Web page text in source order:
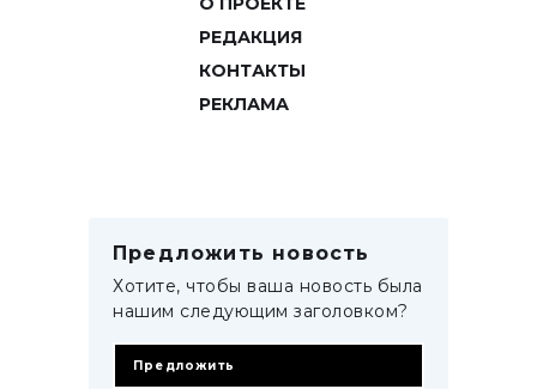
РЕДАКЦИЯ
КОНТАКТЫ
РЕКЛАМА
Предложить новость
Хотите, чтобы ваша новость была
нашим следующим заголовком?
Предложить